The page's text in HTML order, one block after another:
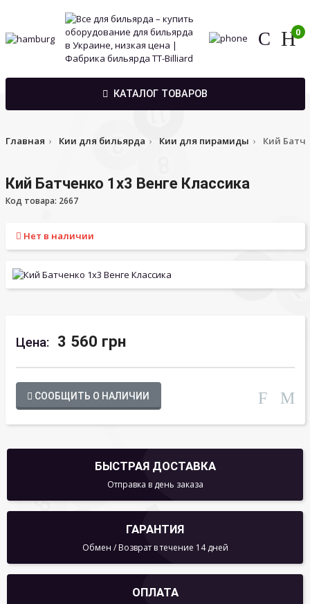
0
КАТАЛОГ ТОВАРОВ
Главная Кии для бильярда Кии для пирамиды Кий
Кий Батченко 1х3 Венге Классика
Код товара: 2667
Нет в наличии
Цена: 3 560 грн
СООБЩИТЬ О НАЛИЧИИ
БЫСТРАЯ ДОСТАВКА
Отправка в день заказа
ГАРАНТИЯ
Обмен / Возврат в течение 14 дней
ОПЛАТА